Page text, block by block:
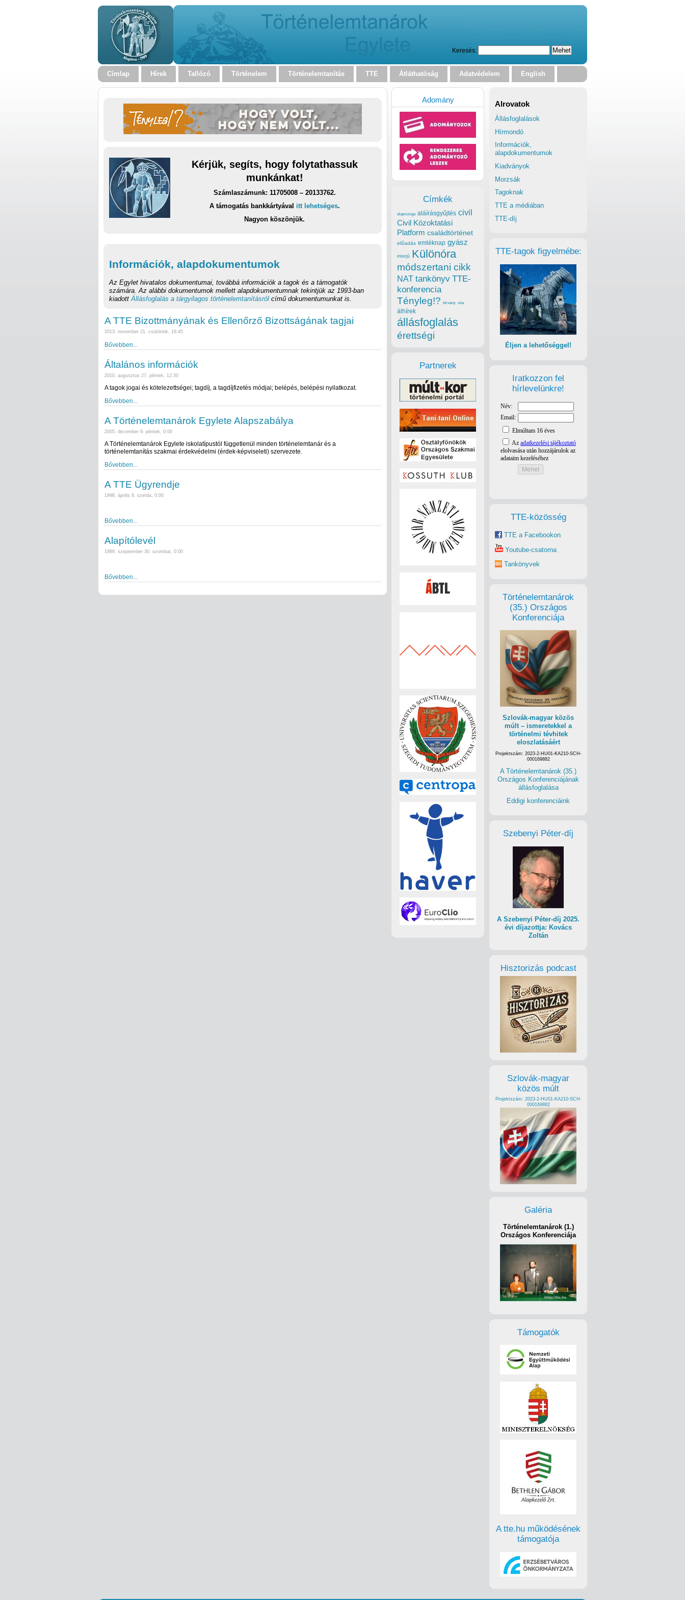
Keresés:
Címlap Hírek Tallózó Történelem Történelemtanítás TTE Átláthatóság Adatvédelem English
Kérjük, segíts, hogy folytathassuk
munkánkat!
Számlaszámunk: 11705008 – 20133762.
A támogatás bankkártyával itt lehetséges.
Nagyon köszönjük.
Információk, alapdokumentumok
Az Egylet hivatalos dokumentumai, továbbá információk a tagok és a támogatók
számára. Az alábbi dokumentumok mellett alapdokumentumnak tekintjük az 1993-ban
kiadott Állásfoglalás a tárgyilagos történelemtanításról című dokumentumunkat is.
A TTE Bizottmányának és Ellenőrző Bizottságának tagjai
2013. november 21. csütörtök, 16:45
Bővebben...
Általános információk
2010. augusztus 27. péntek, 12:30
A tagok jogai és kötelezettségei; tagdíj, a tagdíjfizetés módjai; belépés, belépési nyilatkozat.
Bővebben...
A Történelemtanárok Egylete Alapszabálya
2005. december 9. péntek, 0:00
A Történelemtanárok Egylete iskolatípustól függetlenül minden történelemtanár és a
történelemtanítás szakmai érdekvédelmi (érdek-képviseleti) szervezete.
Bővebben...
A TTE Ügyrendje
1998. április 8. szerda, 0:00
Bővebben...
Alapítólevél
1989. szeptember 30. szombat, 0:00
Bővebben...
Alrovatok
Állásfoglalások
Hírmondó
Információk,
alapdokumentumok
Kiadványok
Morzsák
Tagoknak
TTE a médiában
TTE-díj
TTE-tagok figyelmébe:
Éljen a lehetőséggel!
Iratkozzon fel
hírlevelünkre!
TTE-közösség
TTE a Facebookon
Youtube-csatorna
Tankönyvek
Történelemtanárok
(35.) Országos
Konferenciája
Szlovák-magyar közös
múlt – ismeretekkel a
történelmi tévhitek
eloszlatásáért
Projektszám: 2023-2-HU01-KA210-SCH-
000169882
A Történelemtanárok (35.)
Országos Konferenciájának
állásfoglalása
Eddigi konferenciáink
Szebenyi Péter-díj
A Szebenyi Péter-díj 2025.
évi díjazottja: Kovács
Zoltán
Hisztorizás podcast
Szlovák-magyar
közös múlt
Projektszám: 2023-2-HU01-KA210-SCH-
000169882
Galéria
Történelemtanárok (1.)
Országos Konferenciája
Támogatók
A tte.hu működésének
támogatója
Adomány
Címkék
alapvizsga aláírásgyűjtés civil
Civil Közoktatási
Platform családtörténet
előadás emléknap gyász
interjú Különóra
módszertani cikk
NAT tankönyv TTE-
konferencia
Tényleg!? törvény vita
álhírek
állásfoglalás
érettségi
Partnerek